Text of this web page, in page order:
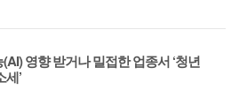
영향 받거나 밀접한 업종서 ‘청년
세’